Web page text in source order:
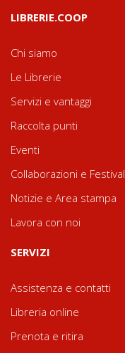
LIBRERIE.COOP
Chi siamo
Le Librerie
Servizi e vantaggi
Raccolta punti
Eventi
Collaborazioni e Festival
Notizie e Area stampa
Lavora con noi
SERVIZI
Assistenza e contatti
Libreria online
Prenota e ritira